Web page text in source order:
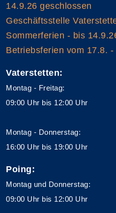
14.9.26 geschlossen
Geschäftsstelle
Sommerferien - bis
Betriebsferien vom 17.8. -
Vaterstetten:
Montag - Freitag:
09:00 Uhr bis 12:00 Uhr
Montag - Donnerstag:
16:00 Uhr bis 19:00 Uhr
Poing:
Montag und Donnerstag:
09:00 Uhr bis 12:00 Uhr